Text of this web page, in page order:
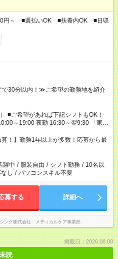
円～ ■週払いOK ■扶養内OK ■日収
30分以内！≫ご希望の勤務地を紹介
！
～19:00 夜勤 16:30～翌9:30 「家族
余裕を持って夕飯の準備がしたい」
ない」 など、ご希望を教えてください
務時間。 合計で週40時間を超える場
募！】勤務1年以上が多数！応募から最
躍中 / 服装自由 / シフト勤務 / 10名以
し / パソコンスキル不要
募する 詳細へ
ング株式会社 メディカルケア事業部
掲載日：2026.08.08
未読